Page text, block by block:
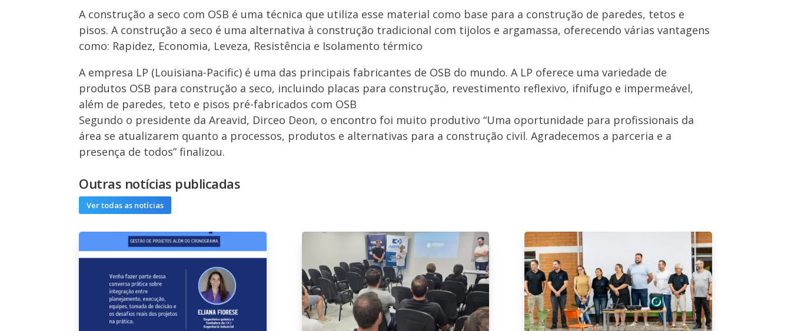
A construção a seco com OSB é uma técnica que utiliza esse material como base para a construção de paredes, tetos e
pisos. A construção a seco é uma alternativa à construção tradicional com tijolos e argamassa, oferecendo várias vantagens
como: Rapidez, Economia, Leveza, Resistência e Isolamento térmico
A empresa LP (Louisiana-Pacific) é uma das principais fabricantes de OSB do mundo. A LP oferece uma variedade de
produtos OSB para construção a seco, incluindo placas para construção, revestimento reflexivo, ifnifugo e impermeável,
além de paredes, teto e pisos pré-fabricados com OSB
Segundo o presidente da Areavid, Dirceo Deon, o encontro foi muito produtivo “Uma oportunidade para profissionais da
área se atualizarem quanto a processos, produtos e alternativas para a construção civil. Agradecemos a parceria e a
presença de todos” finalizou.
Outras notícias publicadas
Ver todas as notícias